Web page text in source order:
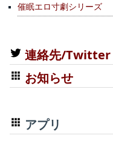
催眠エロ寸劇シリーズ
連絡先/Twitter
お知らせ
アプリ